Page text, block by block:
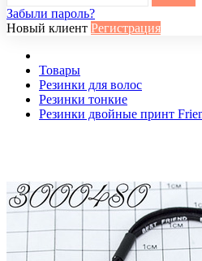
Забыли пароль?
Новый клиент Регистрация
Товары
Резинки для волос
Резинки тонкие
Резинки двойные принт